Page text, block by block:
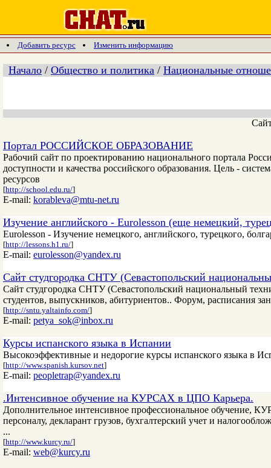
Добавить ресурс Изменить информацию
Начало / Общество и политика / Национальные
Портал РОССИЙСКОЕ ОБРАЗОВАНИЕ
Рабочий сайт по проектированию национального портала
доступности и качества российского образования. Цель -
ресурсов
[http://school.edu.ru/]
E-mail: korableva@mtu-net.ru
Изучение английского - Eurolesson (еще немецкий,
Eurolesson - Изучение немецкого, английского, турецкого,
[http://lessons.h1.ru/]
E-mail: eurolesson@yandex.ru
Сайт студгородка СНТУ (Севастопольский
Сайт студгородка СНТУ (Севастопольский национальный
студентов, выпускников, абитуриентов.. Форум, расписания
[http://sntu.yaltainfo.com/]
E-mail: petya_sok@inbox.ru
Курсы испанского языка в Испании
Высокоэффективные и недорогие курсы испанского языка в
[http://www.spanish.kursov.net]
E-mail: peopletrap@yandex.ru
.Интенсивное обучение на КУРСАХ в ЦПО Карьера.
Дополнительное интенсивное профессиональное обучение,
персоналу, декларант грузов, бухгалтерский учет и
...
[http://www.kurcy.ru/]
E-mail: web@kurcy.ru